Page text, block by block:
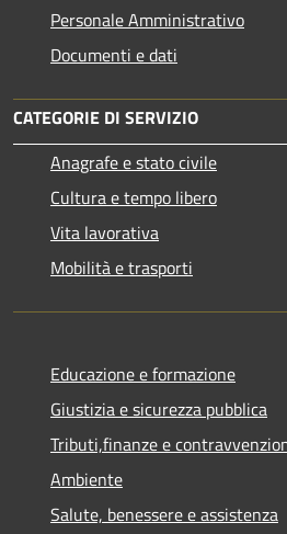
Personale Amministrativo
Documenti e dati
CATEGORIE DI SERVIZIO
Anagrafe e stato civile
Cultura e tempo libero
Vita lavorativa
Mobilità e trasporti
Educazione e formazione
Giustizia e sicurezza pubblica
Tributi,finanze e
Ambiente
Salute, benessere e assistenza